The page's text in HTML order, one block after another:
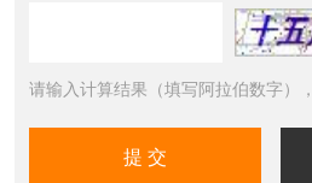
请输入计算结果（填写阿拉伯数字）